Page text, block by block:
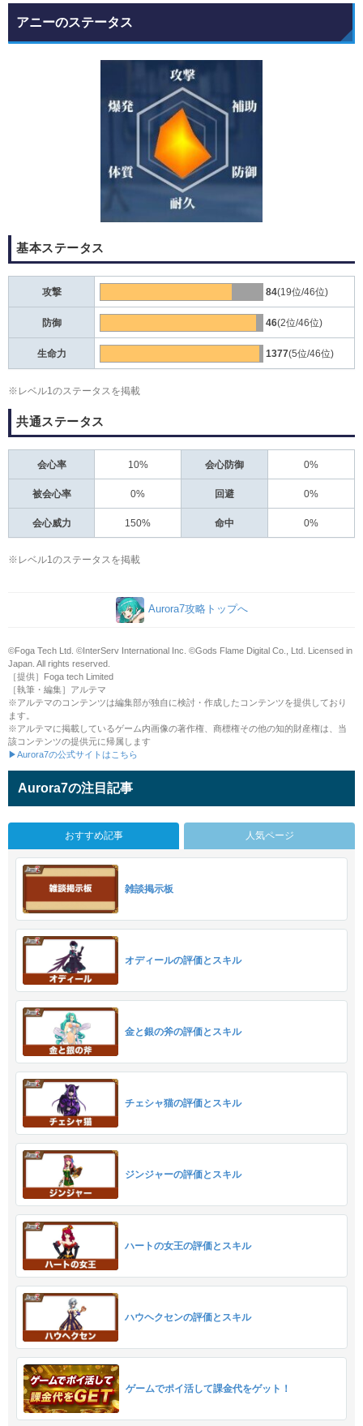
アニーのステータス
基本ステータス
攻撃 84(19位/46位)
防御 46(2位/46位)
生命力 1377(5位/46位)
※レベル1のステータスを掲載
共通ステータス
会心率 10% 会心防御 0%
被会心率 0% 回避 0%
会心威力 150% 命中 0%
※レベル1のステータスを掲載
Aurora7攻略トップへ
©Foga Tech Ltd. ©️InterServ International Inc. ©️Gods Flame Digital Co., Ltd. Licensed in
Japan. All rights reserved.
［提供］Foga tech Limited
［執筆・編集］アルテマ
※アルテマのコンテンツは編集部が独自に検討・作成したコンテンツを提供しており
ます。
※アルテマに掲載しているゲーム内画像の著作権、商標権その他の知的財産権は、当
該コンテンツの提供元に帰属します
▶Aurora7の公式サイトはこちら
Aurora7の注目記事
おすすめ記事 人気ページ
雑談掲示板
オディールの評価とスキル
金と銀の斧の評価とスキル
チェシャ猫の評価とスキル
ジンジャーの評価とスキル
ハートの女王の評価とスキル
ハウヘクセンの評価とスキル
ゲームでポイ活して課金代をゲット！